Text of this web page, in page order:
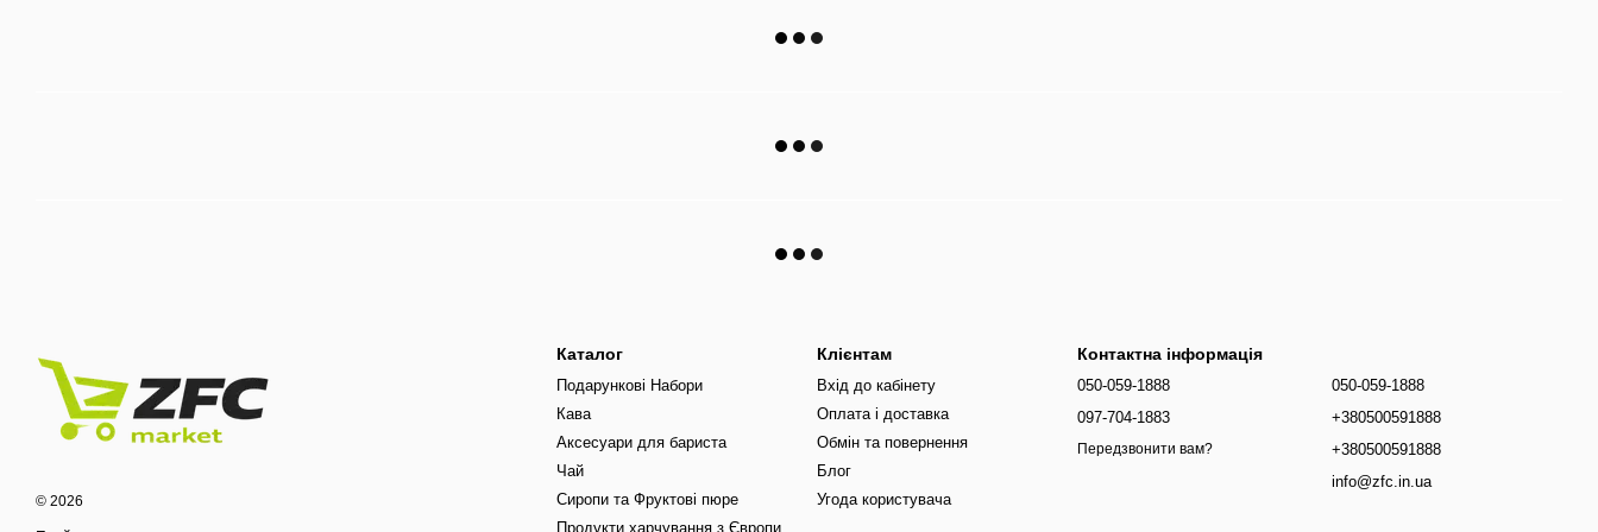
© 2026
Каталог
Подарункові Набори
Кава
Аксесуари для бариста
Чай
Сиропи та Фруктові пюре
Продукти харчування з Європи
Клієнтам
Вхід до кабінету
Оплата і доставка
Обмін та повернення
Блог
Угода користувача
Контактна інформація
050-059-1888
097-704-1883
Передзвонити вам?
050-059-1888
+380500591888
+380500591888
info@zfc.in.ua